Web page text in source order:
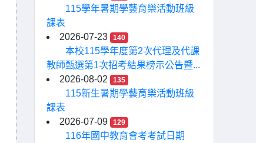
115學年暑期學藝育樂活動班級
課表
2026-07-23
140
本校115學年度第2次代理及代課
教師甄選第1次招考結果榜示公告暨...
2026-08-02
135
115新生暑期學藝育樂活動班級
課表
2026-07-09
129
116年國中教育會考考試日期